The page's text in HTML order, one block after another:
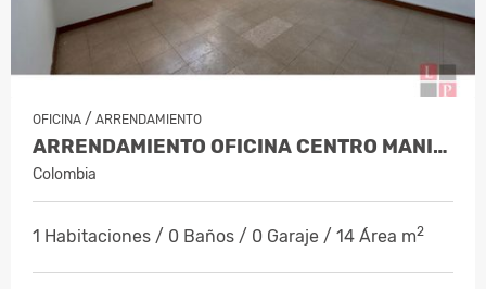
OFICINA / ARRENDAMIENTO
ARRENDAMIENTO OFICINA CENTRO MANIZALES, COD 9820814
Colombia
1 Habitaciones / 0 Baños / 0 Garaje / 14 Área m2